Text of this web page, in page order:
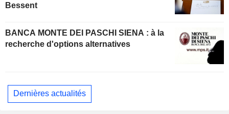
Bessent
BANCA MONTE DEI PASCHI SIENA : à la
recherche d'options alternatives
Dernières actualités